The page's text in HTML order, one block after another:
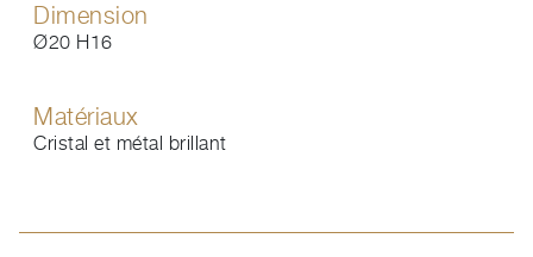
Dimension
Ø20 H16
Matériaux
Cristal et métal brillant